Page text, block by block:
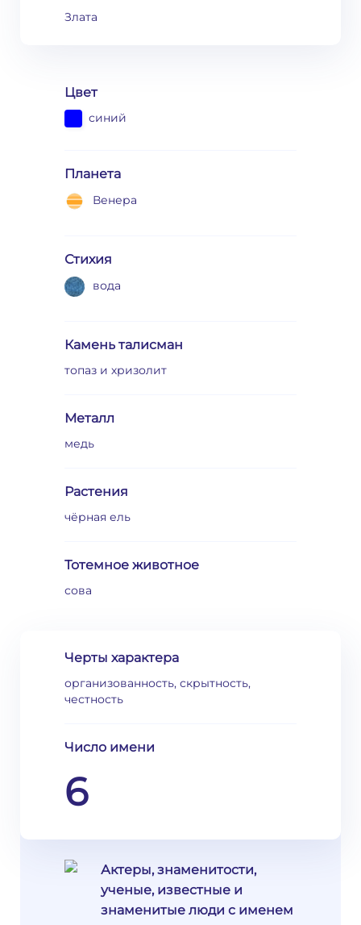
Злата
Цвет
синий
Планета
Венера
Стихия
вода
Камень талисман
топаз и хризолит
Металл
медь
Растения
чёрная ель
Тотемное животное
сова
Черты характера
организованность, скрытность,
честность
Число имени
6
Актеры, знаменитости,
ученые, известные и
знаменитые люди с именем